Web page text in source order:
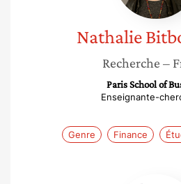
Nathalie
Recherche –
Paris School of
Enseignante-
Genre Finance